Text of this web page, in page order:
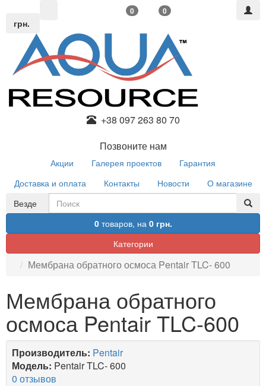
грн.
0 0
+38 097 263 80 70
Позвоните нам
Акции Галерея проектов
Гарантия
Доставка и оплата
Контакты Новости
О магазине
Везде
0товаров, на 0 грн.
Категории
Мембрана обратного осмоса Pentair TLC- 600
Мембрана обратного
осмоса Pentair TLC-600
Производитель: Pentair
Модель: Pentair TLC- 600
0 отзывов